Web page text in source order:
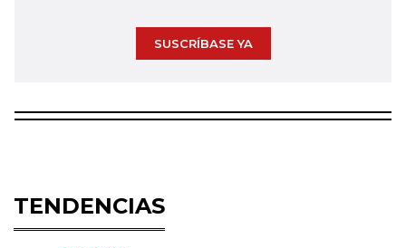
SUSCRÍBASE YA
TENDENCIAS